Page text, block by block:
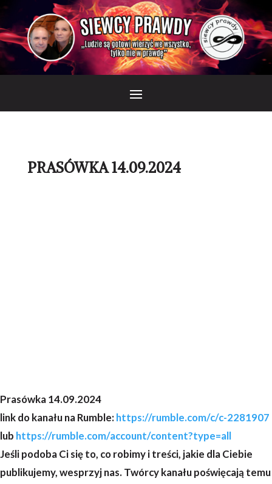
PRASÓWKA 14.09.2024
Prasówka 14.09.2024
link do kanału na Rumble: https://rumble.com/c/c-2281907
lub https://rumble.com/account/content?type=all
Jeśli podoba Ci się to, co robimy i treści, jakie dla Ciebie
publikujemy, wesprzyj nas. Twórcy kanału poświęcają temu